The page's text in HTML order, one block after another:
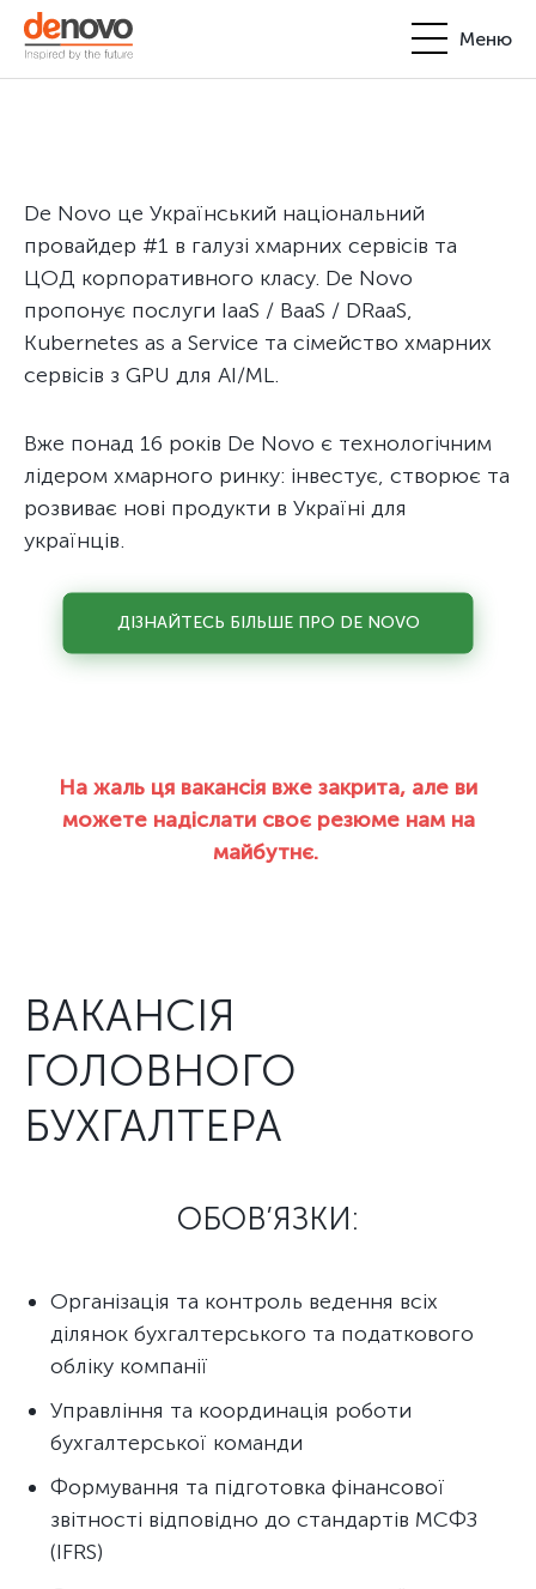
Меню
Партнерство
Блог
+380-44-200-93-39
request@denovo.ua
De Novo це Український національний
провайдер #1 в галузі хмарних сервісів та
ЦОД корпоративного класу. De Novo
пропонує послуги IaaS / BaaS / DRaaS,
Kubernetes as a Service та сімейство хмарних
сервісів з GPU для AI/ML.
Вже понад 16 років De Novo є технологічним
лідером хмарного ринку: інвестує, створює та
розвиває нові продукти в Україні для
українців.
ДІЗНАЙТЕСЬ БІЛЬШЕ ПРО DE NOVO
На жаль ця вакансія вже закрита, але ви
можете надіслати своє резюме нам на
майбутнє.
ВАКАНСІЯ
ГОЛОВНОГО
БУХГАЛТЕРА
ОБОВ’ЯЗКИ:
Організація та контроль ведення всіх
ділянок бухгалтерського та податкового
обліку компанії
Управління та координація роботи
бухгалтерської команди
Формування та підготовка фінансової
звітності відповідно до стандартів МСФЗ
(IFRS)